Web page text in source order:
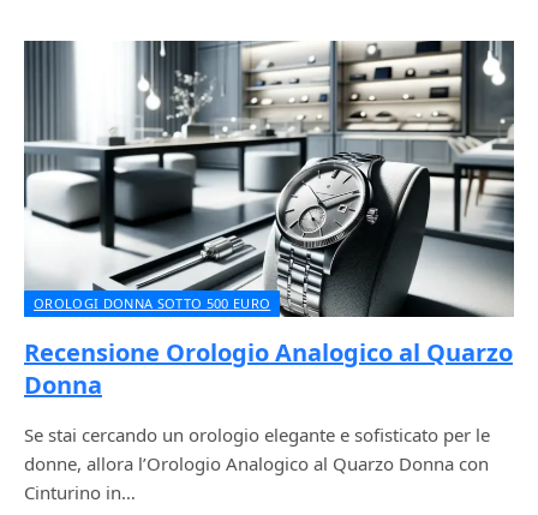
OROLOGI DONNA SOTTO 500 EURO
Recensione Orologio Analogico al Quarzo
Donna
Se stai cercando un orologio elegante e sofisticato per le
donne, allora l’Orologio Analogico al Quarzo Donna con
Cinturino in…